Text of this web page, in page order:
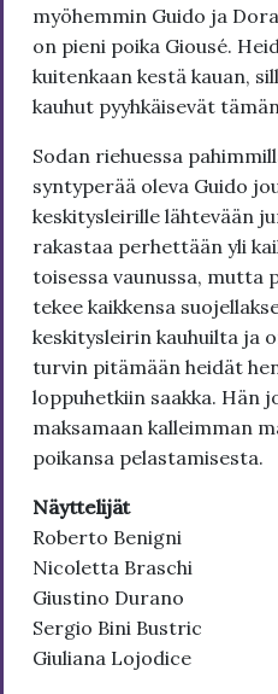
myöhemmin Guido ja
on pieni poika Giousé.
kuitenkaan kestä kauan,
kauhut pyyhkäisevät
Sodan riehuessa
syntyperää oleva Guido
keskitysleirille lähtevään
rakastaa perhettään yli
toisessa vaunussa, mutta
tekee kaikkensa
keskitysleirin kauhuilta ja
turvin pitämään heidät
loppuhetkiin saakka. Hän
maksamaan kalleimman
poikansa pelastamisesta.
Näyttelijät
Roberto Benigni
Nicoletta Braschi
Giustino Durano
Sergio Bini Bustric
Giuliana Lojodice